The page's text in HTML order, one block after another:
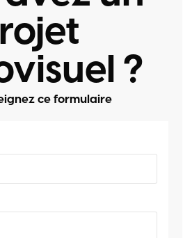
?
ce formulaire